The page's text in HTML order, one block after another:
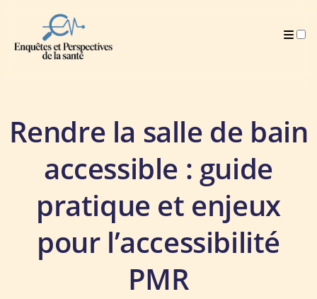
Rendre la salle de bain
accessible : guide
pratique et enjeux
pour l’accessibilité
PMR